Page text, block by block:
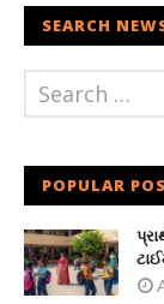
SEARCH
POPULAR